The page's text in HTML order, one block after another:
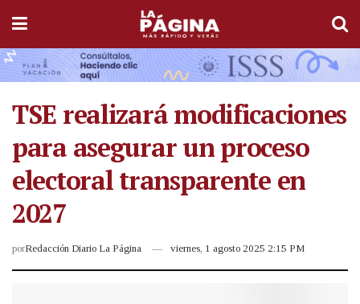
TSE realizará modificaciones
para asegurar un proceso
electoral transparente en
2027
porRedacción Diario La Página viernes, 1 agosto 2025 2:15 PM